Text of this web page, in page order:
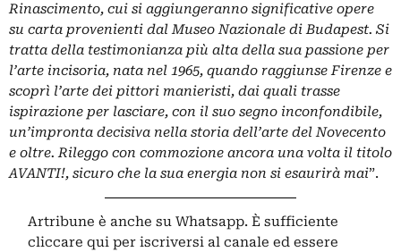
Rinascimento, cui si aggiungeranno significative opere
su carta provenienti dal Museo Nazionale di Budapest. Si
tratta della testimonianza più alta della sua passione per
l’arte incisoria, nata nel 1965, quando raggiunse Firenze e
scoprì l’arte dei pittori manieristi, dai quali trasse
ispirazione per lasciare, con il suo segno inconfondibile,
un’impronta decisiva nella storia dell’arte del Novecento
e oltre. Rileggo con commozione ancora una volta il titolo
AVANTI!, sicuro che la sua energia non si esaurirà mai”.
Artribune è anche su Whatsapp. È sufficiente
cliccare qui per iscriversi al canale ed essere